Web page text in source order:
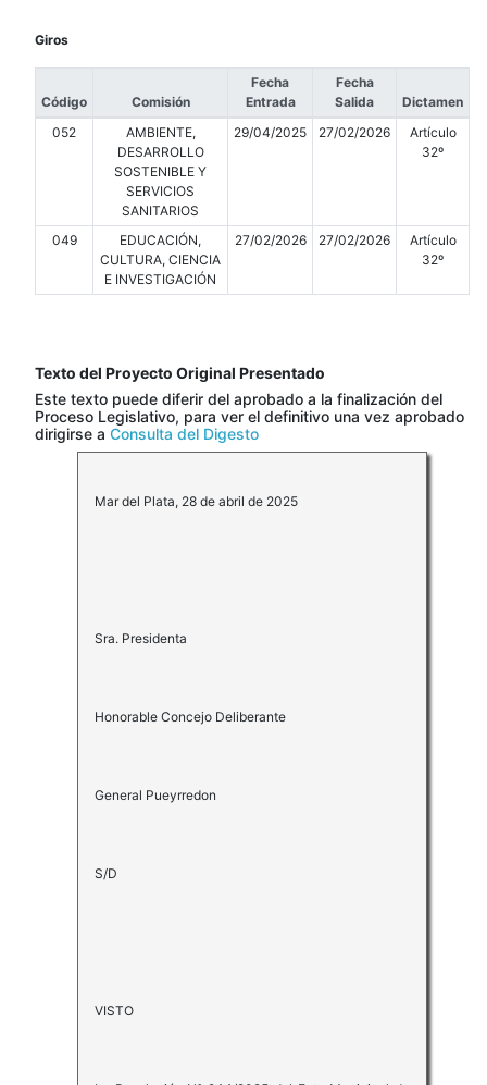
Giros
Código Comisión
Fecha
Entrada
Fecha
Salida
Dictamen
052
AMBIENTE,
DESARROLLO
SOSTENIBLE Y
SERVICIOS
SANITARIOS
29/04/2025 27/02/2026
Artículo
32º
049
EDUCACIÓN,
CULTURA, CIENCIA
E INVESTIGACIÓN
27/02/2026 27/02/2026
Artículo
32º
Texto del Proyecto Original Presentado
Este texto puede diferir del aprobado a la finalización del
Proceso Legislativo, para ver el definitivo una vez aprobado
dirigirse a Consulta del Digesto
Mar del Plata, 28 de abril de 2025
Sra. Presidenta
Honorable Concejo Deliberante
General Pueyrredon
S/D
VISTO